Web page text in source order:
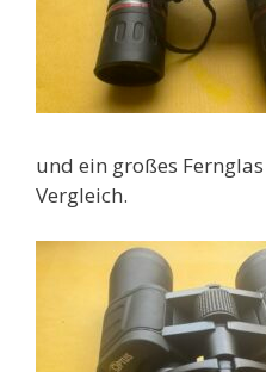
und ein großes
Vergleich.